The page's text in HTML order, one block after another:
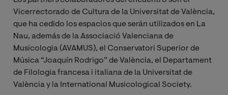
Vicerrectorado de Cultura de la Universitat de València,
que ha cedido los espacios que serán utilizados en La
Nau, además de la Associació Valenciana de
Musicologia (AVAMUS), el Conservatori Superior de
Música “Joaquín Rodrigo” de València, el Departament
de Filologia francesa i italiana de la Universitat de
València y la International Musicological Society.